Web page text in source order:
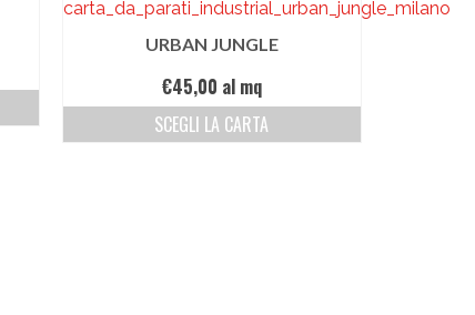
URBAN JUNGLE
€45,00 al mq
SCEGLI LA CARTA